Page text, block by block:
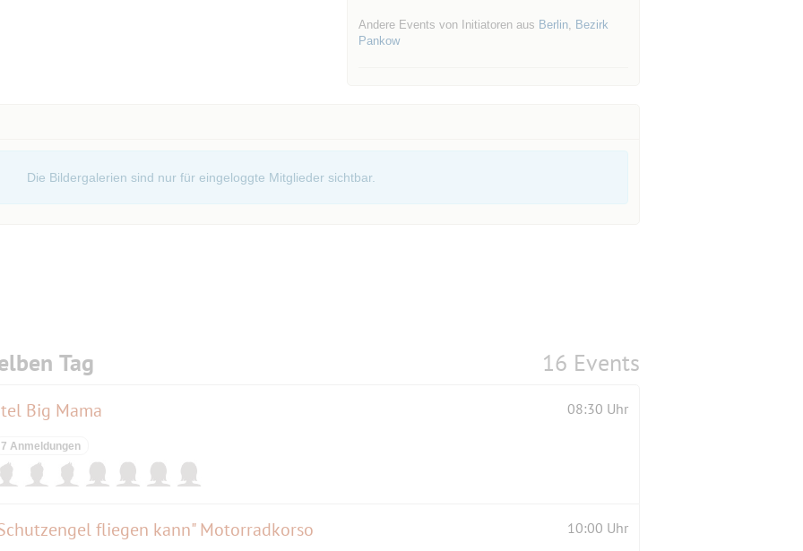
Andere Events von Initiatoren aus Berlin, Bezirk
Pankow
Die Bildergalerien sind nur für eingeloggte Mitglieder sichtbar.
Tag 16 Events
Big Mama 08:30 Uhr
7 Anmeldungen
fliegen kann" Motorradkorso 10:00 Uhr